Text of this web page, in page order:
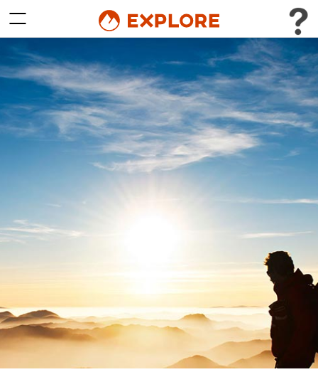
Attiva/Disattiva menu